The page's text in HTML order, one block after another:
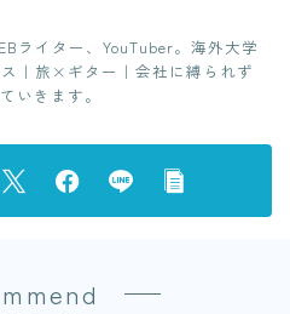
ライター、YouTuber。海外大学
｜旅×ギター｜会社に縛られず
いきます。